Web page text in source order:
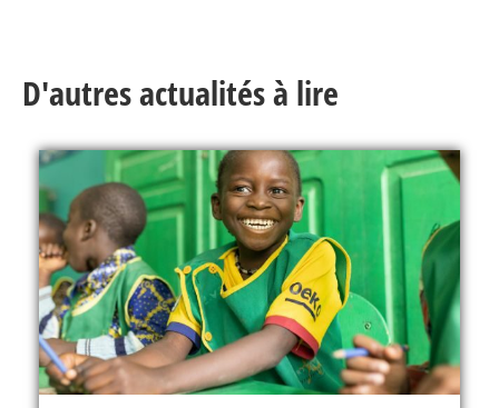
D'autres actualités à lire